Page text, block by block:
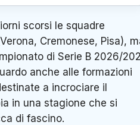
scorsi le squadre
Cremonese, Pisa),
di Serie B 2026/
anche alle formazioni
a incrociare il
in una stagione che si
di fascino.